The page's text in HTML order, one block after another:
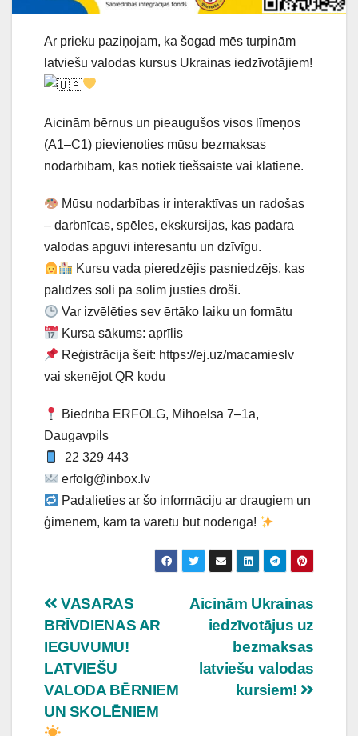
Ar prieku paziņojam, ka šogad mēs turpinām
latviešu valodas kursus Ukrainas iedzīvotājiem!
Aicinām bērnus un pieaugušos visos līmeņos
(A1–C1) pievienoties mūsu bezmaksas
nodarbībām, kas notiek tiešsaistē vai klātienē.
Mūsu nodarbības ir interaktīvas un radošas
– darbnīcas, spēles, ekskursijas, kas padara
valodas apguvi interesantu un dzīvīgu.
Kursu vada pieredzējis pasniedzējs, kas
palīdzēs soli pa solim justies droši.
Var izvēlēties sev ērtāko laiku un formātu
Kursa sākums: aprīlis
Reģistrācija šeit: https://ej.uz/macamieslv
vai skenējot QR kodu
Biedrība ERFOLG, Mihoelsa 7–1a,
Daugavpils
22 329 443
erfolg@inbox.lv
Padalieties ar šo informāciju ar draugiem un
ģimenēm, kam tā varētu būt noderīga!
Ziņu
izvēlne
Aicinām Ukrainas
iedzīvotājus uz
bezmaksas
latviešu valodas
kursiem!
VASARAS
BRĪVDIENAS AR
IEGUVUMU!
LATVIEŠU
VALODA BĒRNIEM
UN SKOLĒNIEM